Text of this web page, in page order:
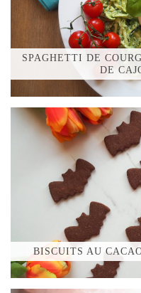
SPAGHETTI DE
DE
BISCUITS AU